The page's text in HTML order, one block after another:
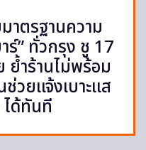
าตรฐานความ
” ทั่วกรุง ชู 17
ย้ำร้านไม่พร้อม
วยแจ้งเบาะแส
ด้ทันที